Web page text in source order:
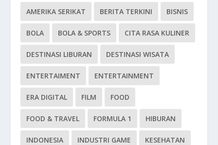
AMERIKA SERIKAT BERITA TERKINI BISNIS
BOLA BOLA & SPORTS CITA RASA KULINER
DESTINASI LIBURAN DESTINASI WISATA
ENTERTAIMENT ENTERTAINMENT
ERA DIGITAL FILM FOOD
FOOD & TRAVEL FORMULA 1 HIBURAN
INDONESIA INDUSTRI GAME KESEHATAN